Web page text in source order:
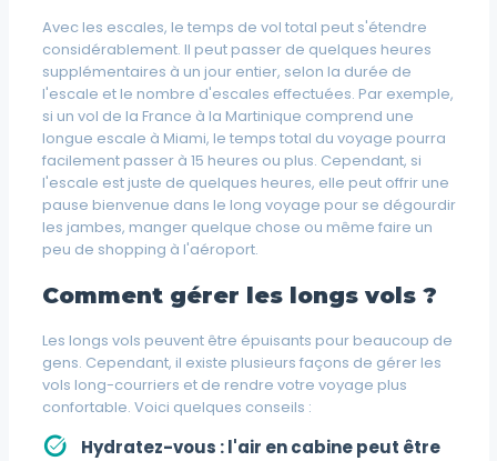
Avec les escales, le temps de vol total peut s'étendre
considérablement. Il peut passer de quelques heures
supplémentaires à un jour entier, selon la durée de
l'escale et le nombre d'escales effectuées. Par exemple,
si un vol de la France à la Martinique comprend une
longue escale à Miami, le temps total du voyage pourra
facilement passer à 15 heures ou plus. Cependant, si
l'escale est juste de quelques heures, elle peut offrir une
pause bienvenue dans le long voyage pour se dégourdir
les jambes, manger quelque chose ou même faire un
peu de shopping à l'aéroport.
Comment gérer les longs vols ?
Les longs vols peuvent être épuisants pour beaucoup de
gens. Cependant, il existe plusieurs façons de gérer les
vols long-courriers et de rendre votre voyage plus
confortable. Voici quelques conseils :
Hydratez-vous :l'air en cabine peut être